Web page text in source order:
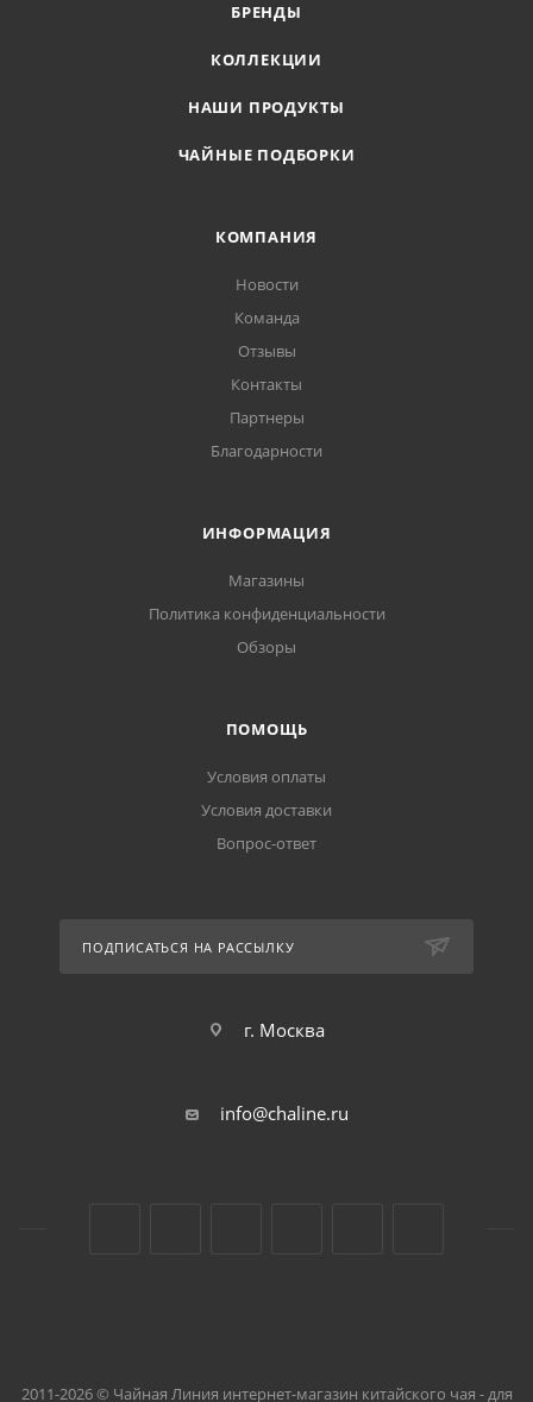
БРЕНДЫ
КОЛЛЕКЦИИ
НАШИ ПРОДУКТЫ
ЧАЙНЫЕ ПОДБОРКИ
КОМПАНИЯ
Новости
Команда
Отзывы
Контакты
Партнеры
Благодарности
ИНФОРМАЦИЯ
Магазины
Политика конфиденциальности
Обзоры
ПОМОЩЬ
Условия оплаты
Условия доставки
Вопрос-ответ
ПОДПИСАТЬСЯ НА РАССЫЛКУ
г. Москва
info@chaline.ru
2011-2026 © Чайная Линия интернет-магазин китайского чая - для